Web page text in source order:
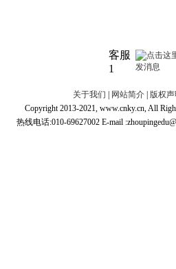
客服
1
关于我们 | 网站简介 | 版权
Copyright 2013-2021, www.cnky.cn, All
热线电话:010-69627002 E-mail